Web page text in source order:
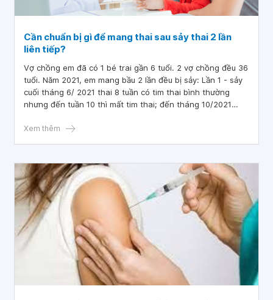
Cần chuẩn bị gì để mang thai sau sảy thai 2 lần
liên tiếp?
Vợ chồng em đã có 1 bé trai gần 6 tuổi. 2 vợ chồng đều 36
tuổi. Năm 2021, em mang bầu 2 lần đều bị sảy: Lần 1 - sảy
cuối tháng 6/ 2021 thai 8 tuần có tim thai bình thường
nhưng đến tuần 10 thì mất tim thai; đến tháng 10/2021
tuần 8 thì mất tim thai. Em chưa chích ngừa các virus cúm,
Xem thêm